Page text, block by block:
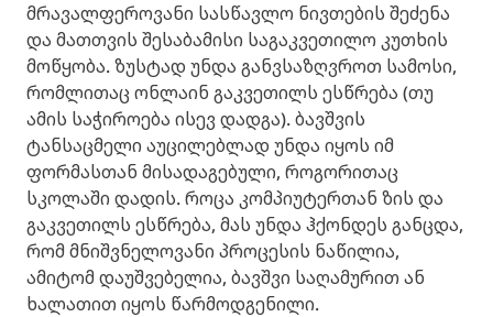
მრავალფეროვანი სასწავლო ნივთების შეძენა
და მათთვის შესაბამისი საგაკვეთილო კუთხის
მოწყობა. ზუსტად უნდა განვსაზღვროთ სამოსი,
რომლითაც ონლაინ გაკვეთილს ესწრება (თუ
ამის საჭიროება ისევ დადგა). ბავშვის
ტანსაცმელი აუცილებლად უნდა იყოს იმ
ფორმასთან მისადაგებული, როგორითაც
სკოლაში დადის. როცა კომპიუტერთან ზის და
გაკვეთილს ესწრება, მას უნდა ჰქონდეს განცდა,
რომ მნიშვნელოვანი პროცესის ნაწილია,
ამიტომ დაუშვებელია, ბავშვი საღამურით ან
ხალათით იყოს წარმოდგენილი.